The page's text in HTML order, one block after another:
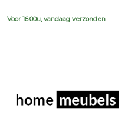
Voor 16.00u, vandaag verzonden